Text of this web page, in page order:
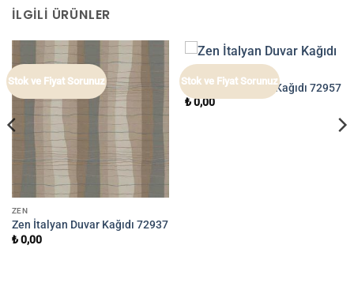
İLGILI ÜRÜNLER
Stok ve Fiyat Sorunuz
ZEN
Zen İtalyan Duvar Kağıdı 72937
₺0,00
Stok ve Fiyat Sorunuz
Zen İtalyan Duvar Kağıdı 72957
₺0,00